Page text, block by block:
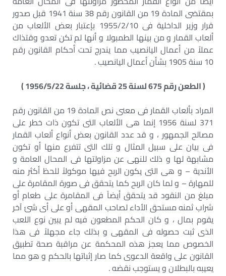
بمقتضى المادة 19 من القانون رقم 38 سنة 1941 قبل صدور
قرار وزير الداخلية فى 1955/2/10 بإعتبار بعض الألعاب من
ألعاب القمار و من بينها الطمبولا و أنها لم تكن تعدو وقتذاك
عملاً من أعمال اليانصيب مما يندرج تحت أحكام القانون رقم
10 سنة 1905 بشأن أعمال اليانصيب .
( الطعن رقم 675 لسنة 25 قضائية ، جلسة 1956/5/22 )
المراد بألعاب القمار فى معنى نص المادة 19 من القانون رقم
371 لسنة 1956 إنما هى الألعاب التى تكون ذات خطر على
مصالح الجمهور ، و قد عدد القانون بعض أنواع ألعاب القمار
فى بيان على سبيل المثال و تلك التى تتفرع منها أو تكون
مشابهة لها و ذلك للنهى عن مزاولتها فى المحال العامة و
الأندية – و هى التى يكون الربح فيها موكولاً للحظ أكثر منه
للمهارة – و لما كان الربح كما يتحقق فى صورة المقامرة على
مبلغ من النقود قد يتحقق أيضاً فى المقامرة على طعام أو
شراب ثمنه مستحق الأداء لصاحب المقهى أو على أى شئ آخر
يقوم بمال ، و كان الحكم المطعون فيه لم يبين نوع اللعب
الذى ثبت حصوله فى المقهى و بذلك جاء مجهلاً فى هذا
الخصوص مما يعجز هذه المحكمة عن مراقبة صحة تطبيق
القانون على واقعة الدعوى كما صار إثباتها بالحكم و هو مما
يعيبه بالبطلان و يستوجب نقضه .